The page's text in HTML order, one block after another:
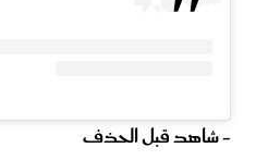
- شاهد قبل الحذف